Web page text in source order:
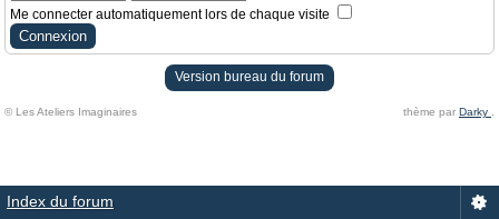
Me connecter automatiquement lors de chaque visite
Version bureau du forum
© Les Ateliers Imaginaires thème par Darky
Index du forum